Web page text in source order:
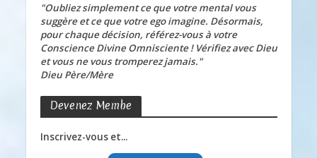
"Oubliez simplement ce que votre mental vous
suggère et ce que votre ego imagine. Désormais,
pour chaque décision, référez-vous à votre
Conscience Divine Omnisciente ! Vérifiez avec Dieu
et vous ne vous tromperez jamais."
Dieu Père/Mère
Devenez Membe
Inscrivez-vous et...